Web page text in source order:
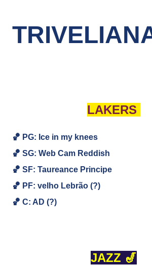
LAKERS
🏀 PG: Ice in my knees
🏀 SG: Web Cam Reddish
🏀 SF: Taureance Principe
🏀 PF: velho Lebrão (?)
🏀 C: AD (?)
JAZZ 🎷